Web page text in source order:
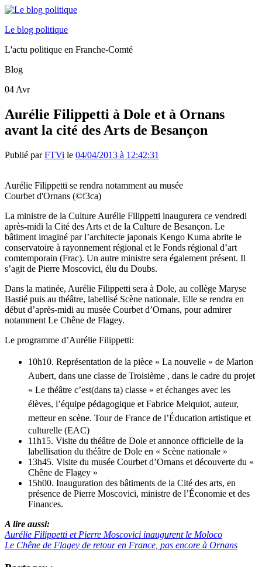
Le blog politique
L'actu politique en Franche-Comté
Blog
04 Avr
Aurélie Filippetti à Dole et à Ornans
avant la cité des Arts de Besançon
Publié parFTVi le 04/04/2013 à 12:42:31
Aurélie Filippetti se rendra notamment au musée
Courbet d'Ornans (©f3ca)
La ministre de la Culture Aurélie Filippetti inaugurera ce vendredi
après-midi la Cité des Arts et de la Culture de Besançon. Le
bâtiment imaginé par l’architecte japonais Kengo Kuma abrite le
conservatoire à rayonnement régional et le Fonds régional d’art
comtemporain (Frac). Un autre ministre sera également présent. Il
s’agit de Pierre Moscovici, élu du Doubs.
Dans la matinée, Aurélie Filippetti sera à Dole, au collège Maryse
Bastié puis au théâtre, labellisé Scène nationale. Elle se rendra en
début d’après-midi au musée Courbet d’Ornans, pour admirer
notamment Le Chêne de Flagey.
Le programme d’Aurélie Filippetti:
10h10. Représentation de la pièce « La nouvelle » de Marion
Aubert, dans une classe de Troisième , dans le cadre du projet
« Le théâtre c’est(dans ta) classe » et échanges avec les
élèves, l’équipe pédagogique et Fabrice Melquiot, auteur,
metteur en scène. Tour de France de l’Éducation artistique et
culturelle (EAC)
11h15. Visite du théâtre de Dole et annonce officielle de la
labellisation du théâtre de Dole en « Scène nationale »
13h45. Visite du musée Courbet d’Ornans et découverte du «
Chêne de Flagey »
15h00. Inauguration des bâtiments de la Cité des arts, en
présence de Pierre Moscovici, ministre de l’Économie et des
Finances.
A lire aussi:
Aurélie Filippetti et Pierre Moscovici inaugurent le Moloco
Le Chêne de Flagey de retour en France, pas encore à Ornans